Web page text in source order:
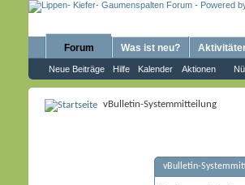
Forum
Neue Beiträge Hilfe Kalender Aktionen
Was ist neu?
vBulletin-Systemmitteilung
vBulletin-